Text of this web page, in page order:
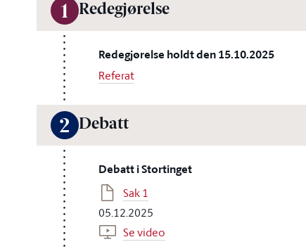
1 Redegjørelse
Redegjørelse holdt den 15.10.2025
Referat
2 Debatt
Debatt i Stortinget
Sak 1
05.12.2025
Se video